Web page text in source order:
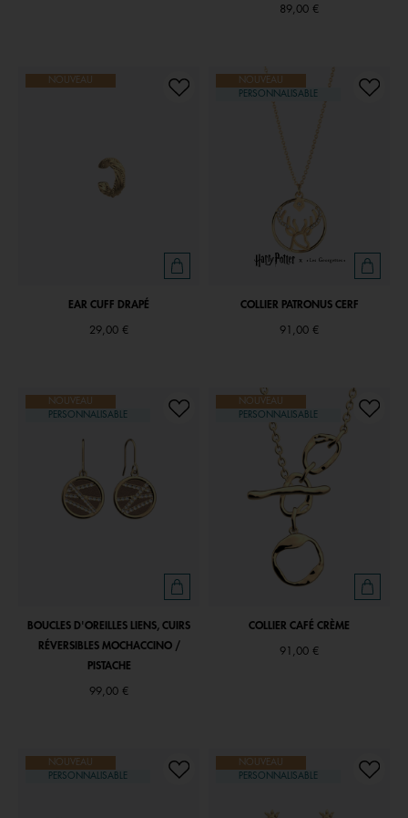
89,00 €
NOUVEAU
EAR CUFF DRAPÉ
29,00 €
NOUVEAU
PERSONNALISABLE
COLLIER PATRONUS CERF
91,00 €
NOUVEAU
PERSONNALISABLE
BOUCLES D'OREILLES LIENS, CUIRS
RÉVERSIBLES MOCHACCINO /
PISTACHE
99,00 €
NOUVEAU
PERSONNALISABLE
COLLIER CAFÉ CRÈME
91,00 €
NOUVEAU
PERSONNALISABLE
NOUVEAU
PERSONNALISABLE